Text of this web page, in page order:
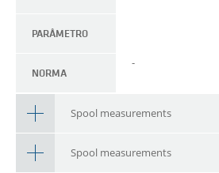
PARÂMETRO
NORMA
-
Spool measurements
Spool measurements